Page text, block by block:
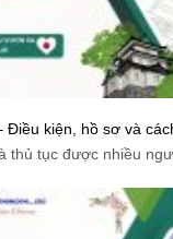
Điều kiện, hồ sơ và
thủ tục được nhiều